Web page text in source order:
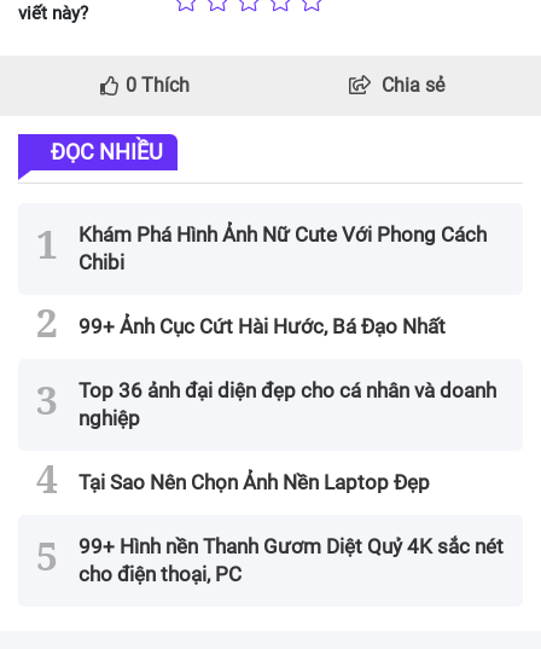
viết này?
0 Thích Chia sẻ
ĐỌC NHIỀU
Khám Phá Hình Ảnh Nữ Cute Với Phong Cách
Chibi
99+ Ảnh Cục Cứt Hài Hước, Bá Đạo Nhất
Top 36 ảnh đại diện đẹp cho cá nhân và doanh
nghiệp
Tại Sao Nên Chọn Ảnh Nền Laptop Đẹp
99+ Hình nền Thanh Gươm Diệt Quỷ 4K sắc nét
cho điện thoại, PC